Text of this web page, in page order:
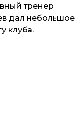
тренер
дал небольшое
клуба.